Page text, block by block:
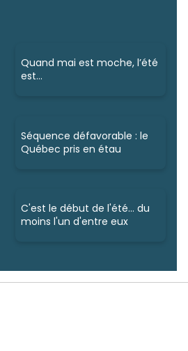
Quand mai est moche, l’été
est…
Séquence défavorable : le
Québec pris en étau
C'est le début de l'été... du
moins l'un d'entre eux